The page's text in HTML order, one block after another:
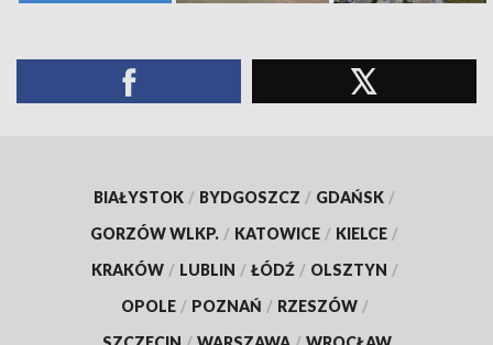
BIAŁYSTOK / BYDGOSZCZ / GDAŃSK /
GORZÓW WLKP. / KATOWICE / KIELCE /
KRAKÓW / LUBLIN / ŁÓDŹ / OLSZTYN /
OPOLE / POZNAŃ / RZESZÓW /